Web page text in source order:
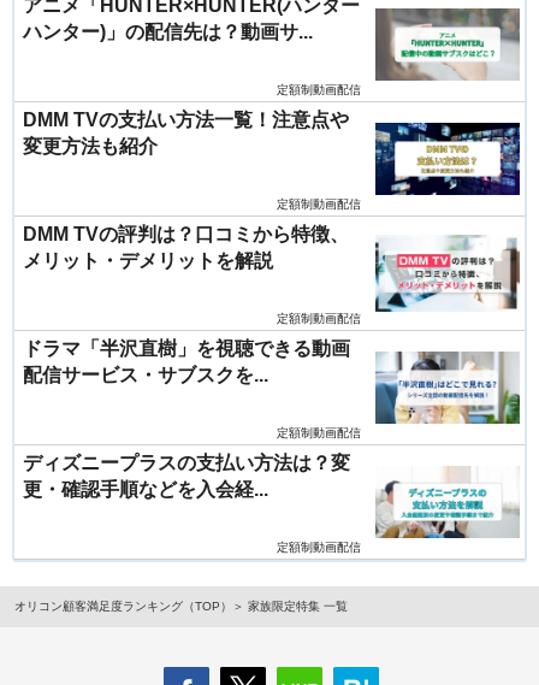
アニメ「HUNTER×HUNTER(ハンター
ハンター)」の配信先は？動画サ...
定額制動画配信
DMM TVの支払い方法一覧！注意点や
変更方法も紹介
定額制動画配信
DMM TVの評判は？口コミから特徴、
メリット・デメリットを解説
定額制動画配信
ドラマ「半沢直樹」を視聴できる動画
配信サービス・サブスクを...
定額制動画配信
ディズニープラスの支払い方法は？変
更・確認手順などを入会経...
定額制動画配信
オリコン顧客満足度ランキング（TOP） 家族限定特集 一覧